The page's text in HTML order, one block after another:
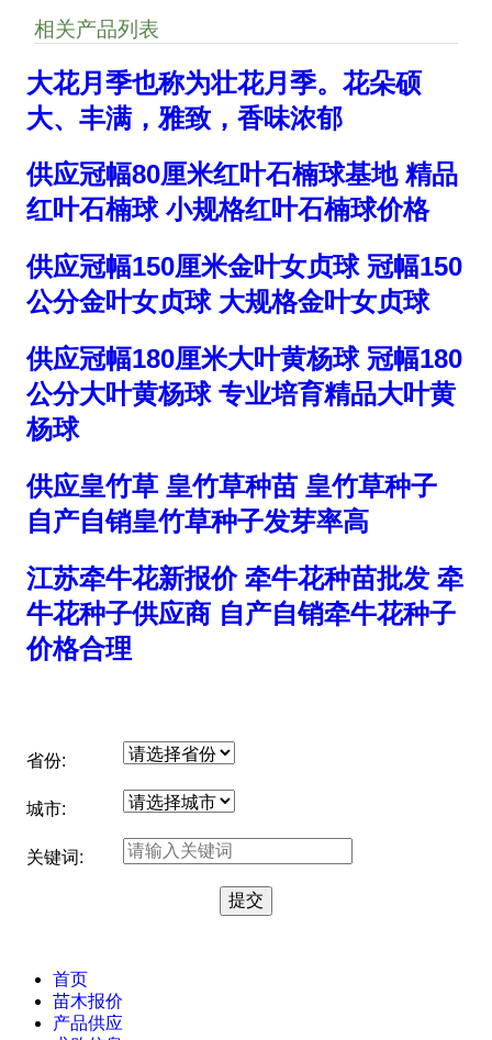
相关产品列表
大花月季也称为壮花月季。花朵硕
大、丰满，雅致，香味浓郁
供应冠幅80厘米红叶石楠球基地 精品
红叶石楠球 小规格红叶石楠球价格
供应冠幅150厘米金叶女贞球 冠幅150
公分金叶女贞球 大规格金叶女贞球
供应冠幅180厘米大叶黄杨球 冠幅180
公分大叶黄杨球 专业培育精品大叶黄
杨球
供应皇竹草 皇竹草种苗 皇竹草种子
自产自销皇竹草种子发芽率高
江苏牵牛花新报价 牵牛花种苗批发 牵
牛花种子供应商 自产自销牵牛花种子
价格合理
省份:
城市:
关键词:
首页
苗木报价
产品供应